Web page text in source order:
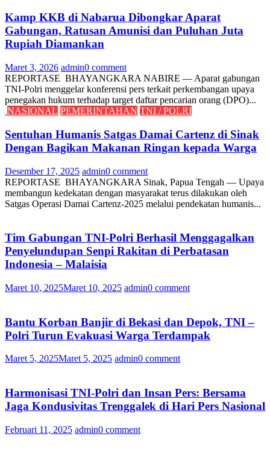
Kamp KKB di Nabarua Dibongkar Aparat
Gabungan, Ratusan Amunisi dan Puluhan Juta
Rupiah Diamankan
Maret 3, 2026 admin0 comment
REPORTASE BHAYANGKARA NABIRE — Aparat gabungan
TNI-Polri menggelar konferensi pers terkait perkembangan upaya
penegakan hukum terhadap target daftar pencarian orang (DPO)...
NASIONAL PEMERINTAHAN TNI / POLRI
Sentuhan Humanis Satgas Damai Cartenz di Sinak
Dengan Bagikan Makanan Ringan kepada Warga
Desember 17, 2025 admin0 comment
REPORTASE BHAYANGKARA Sinak, Papua Tengah — Upaya
membangun kedekatan dengan masyarakat terus dilakukan oleh
Satgas Operasi Damai Cartenz-2025 melalui pendekatan humanis...
Tim Gabungan TNI-Polri Berhasil Menggagalkan
Penyelundupan Senpi Rakitan di Perbatasan
Indonesia – Malaisia
Maret 10, 2025Maret 10, 2025 admin0 comment
Bantu Korban Banjir di Bekasi dan Depok, TNI –
Polri Turun Evakuasi Warga Terdampak
Maret 5, 2025Maret 5, 2025 admin0 comment
Harmonisasi TNI-Polri dan Insan Pers: Bersama
Jaga Kondusivitas Trenggalek di Hari Pers Nasional
Februari 11, 2025 admin0 comment